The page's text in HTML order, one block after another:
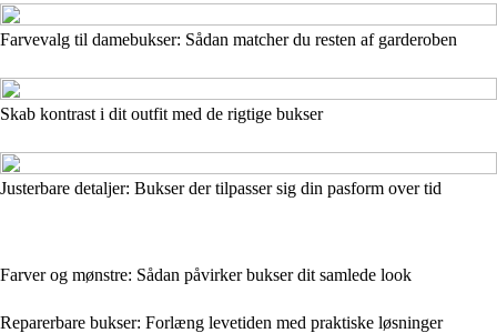
Farvevalg til damebukser: Sådan matcher du resten af garderoben
Skab kontrast i dit outfit med de rigtige bukser
Justerbare detaljer: Bukser der tilpasser sig din pasform over tid
Farver og mønstre: Sådan påvirker bukser dit samlede look
Reparerbare bukser: Forlæng levetiden med praktiske løsninger